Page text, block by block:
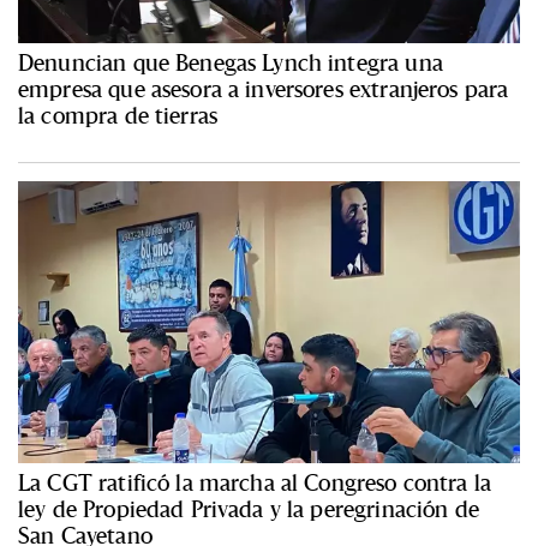
Denuncian que Benegas Lynch integra una
empresa que asesora a inversores extranjeros para
la compra de tierras
La CGT ratificó la marcha al Congreso contra la
ley de Propiedad Privada y la peregrinación de
San Cayetano